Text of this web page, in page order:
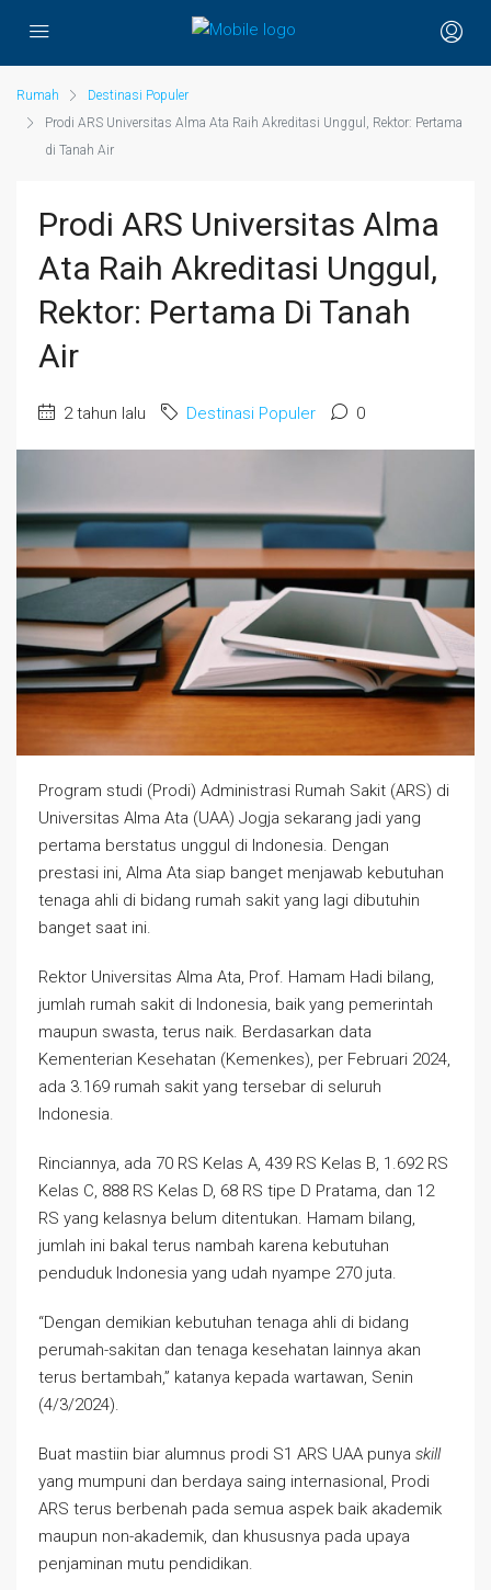
Rumah
Destinasi Populer
Prodi ARS Universitas Alma Ata Raih Akreditasi Unggul, Rektor: Pertama
di Tanah Air
Prodi ARS Universitas Alma
Ata Raih Akreditasi Unggul,
Rektor: Pertama Di Tanah
Air
2 tahun lalu Destinasi Populer 0
Program studi (Prodi) Administrasi Rumah Sakit (ARS) di
Universitas Alma Ata (UAA) Jogja sekarang jadi yang
pertama berstatus unggul di Indonesia. Dengan
prestasi ini, Alma Ata siap banget menjawab kebutuhan
tenaga ahli di bidang rumah sakit yang lagi dibutuhin
banget saat ini.
Rektor Universitas Alma Ata, Prof. Hamam Hadi bilang,
jumlah rumah sakit di Indonesia, baik yang pemerintah
maupun swasta, terus naik. Berdasarkan data
Kementerian Kesehatan (Kemenkes), per Februari 2024,
ada 3.169 rumah sakit yang tersebar di seluruh
Indonesia.
Rinciannya, ada 70 RS Kelas A, 439 RS Kelas B, 1.692 RS
Kelas C, 888 RS Kelas D, 68 RS tipe D Pratama, dan 12
RS yang kelasnya belum ditentukan. Hamam bilang,
jumlah ini bakal terus nambah karena kebutuhan
penduduk Indonesia yang udah nyampe 270 juta.
“Dengan demikian kebutuhan tenaga ahli di bidang
perumah-sakitan dan tenaga kesehatan lainnya akan
terus bertambah,” katanya kepada wartawan, Senin
(4/3/2024).
Buat mastiin biar alumnus prodi S1 ARS UAA punya skill
yang mumpuni dan berdaya saing internasional, Prodi
ARS terus berbenah pada semua aspek baik akademik
maupun non-akademik, dan khususnya pada upaya
penjaminan mutu pendidikan.